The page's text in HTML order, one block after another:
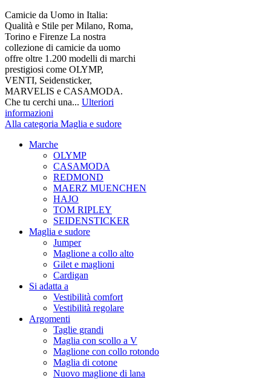
Camicie da Uomo in Italia:
Qualità e Stile per Milano, Roma,
Torino e Firenze La nostra
collezione di camicie da uomo
offre oltre 1.200 modelli di marchi
prestigiosi come OLYMP,
VENTI, Seidensticker,
MARVELIS e CASAMODA.
Che tu cerchi una... Ulteriori
informazioni
Alla categoria Maglia e sudore
Marche
OLYMP
CASAMODA
REDMOND
MAERZ MUENCHEN
HAJO
TOM RIPLEY
SEIDENSTICKER
Maglia e sudore
Jumper
Maglione a collo alto
Gilet e maglioni
Cardigan
Si adatta a
Vestibilità comfort
Vestibilità regolare
Argomenti
Taglie grandi
Maglia con scollo a V
Maglione con collo rotondo
Maglia di cotone
Nuovo maglione di lana